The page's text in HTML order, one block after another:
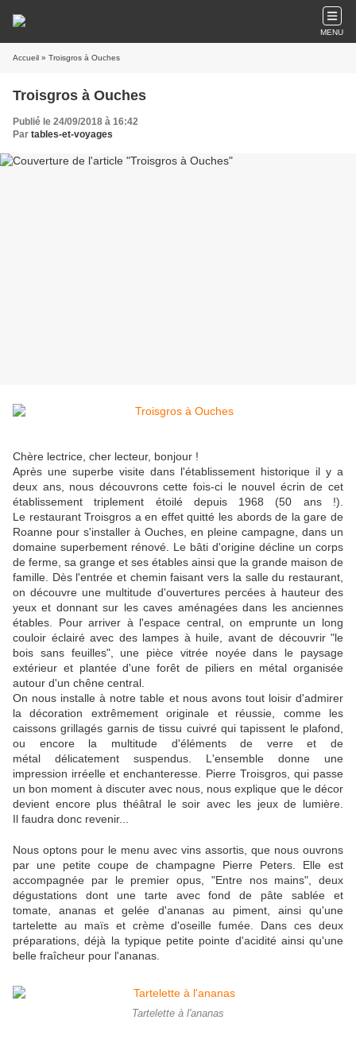
MENU
Accueil » Troisgros à Ouches
Troisgros à Ouches
Publié le 24/09/2018 à 16:42
Par tables-et-voyages
Chère lectrice, cher lecteur, bonjour !
Après une superbe visite dans l'établissement historique il y a
deux ans, nous découvrons cette fois-ci le nouvel écrin de cet
établissement triplement étoilé depuis 1968 (50 ans !).
Le restaurant Troisgros a en effet quitté les abords de la gare de
Roanne pour s'installer à Ouches, en pleine campagne, dans un
domaine superbement rénové. Le bâti d'origine décline un corps
de ferme, sa grange et ses étables ainsi que la grande maison de
famille. Dès l'entrée et chemin faisant vers la salle du restaurant,
on découvre une multitude d'ouvertures percées à hauteur des
yeux et donnant sur les caves aménagées dans les anciennes
étables. Pour arriver à l'espace central, on emprunte un long
couloir éclairé avec des lampes à huile, avant de découvrir "le
bois sans feuilles", une pièce vitrée noyée dans le paysage
extérieur et plantée d'une forêt de piliers en métal organisée
autour d'un chêne central.
On nous installe à notre table et nous avons tout loisir d'admirer
la décoration extrêmement originale et réussie, comme les
caissons grillagés garnis de tissu cuivré qui tapissent le plafond,
ou encore la multitude d'éléments de verre et de
métal délicatement suspendus. L'ensemble donne une
impression irréelle et enchanteresse. Pierre Troisgros, qui passe
un bon moment à discuter avec nous, nous explique que le décor
devient encore plus théâtral le soir avec les jeux de lumière.
Il faudra donc revenir...
Nous optons pour le menu avec vins assortis, que nous ouvrons
par une petite coupe de champagne Pierre Peters. Elle est
accompagnée par le premier opus, "Entre nos mains", deux
dégustations dont une tarte avec fond de pâte sablée et
tomate, ananas et gelée d'ananas au piment, ainsi qu'une
tartelette au maïs et crème d'oseille fumée. Dans ces deux
préparations, déjà la typique petite pointe d'acidité ainsi qu'une
belle fraîcheur pour l'ananas.
Tartelette à l'ananas